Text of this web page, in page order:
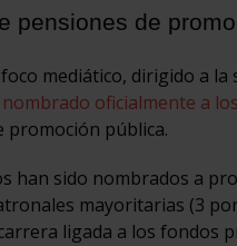
pensiones de
mediático, dirigido a la
oficialmente a
promoción pública.
han sido nombrados a
mayoritarias (3
ligada a los fondos